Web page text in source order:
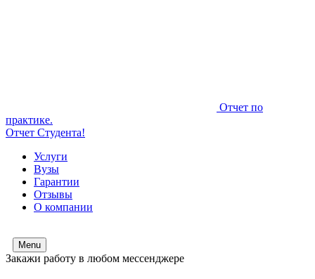
Отчет по
практике.
Отчет Студента!
Услуги
Вузы
Гарантии
Отзывы
О компании
Menu
Закажи работу в любом мессенджере